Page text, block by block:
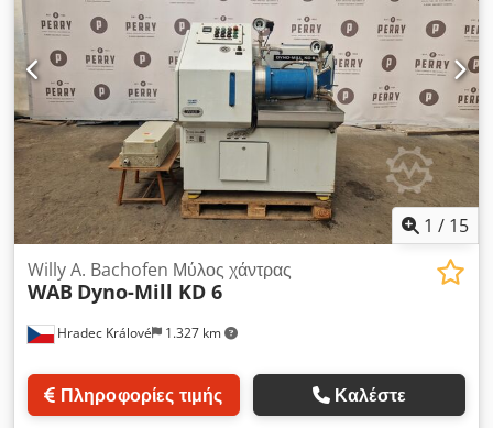
Περιλαμβάνεται ενσωματωμένος πίνακας ελέγχου και
ηλεκτρικός πίνακας. Crsdpfxsxlb Hms Aggof
1 / 15
Hradec Králové 1.327 km
Willy A. Bachofen Μύλος χάντρας
WAB Dyno-Mill KD 6
Πληροφορίες τιμής Καλέστε